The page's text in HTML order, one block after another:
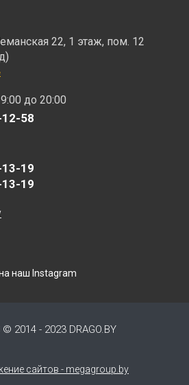
22, 1 этаж, пом. 12
до 20:00
58
19
19
наш Instagram
2014 - 2023 DRAGO.BY
сайтов - megagroup.by